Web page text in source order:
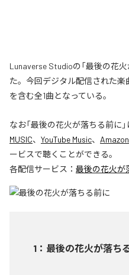
Lunaverse Studioの「最後の花
た。今回デジタル配信された楽
を含む全1曲となっている。
なお「最後の花火が落ちる前に
MUSIC、 YouTube Music、
ービスで聴くことができる。
各配信サービス： 最後の花火が
1 ： 最後の花火が落ち